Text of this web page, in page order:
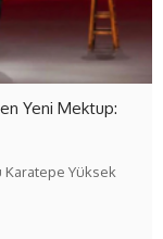
Yeni Mektup:
Yüksek